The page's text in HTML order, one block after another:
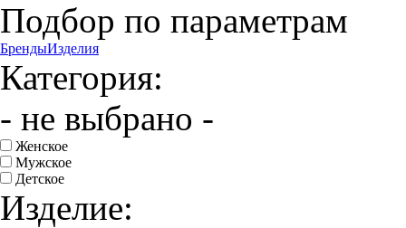
Подбор по параметрам
БрендыИзделия
Категория:
- не выбрано -
Женское
Мужское
Детское
Изделие: